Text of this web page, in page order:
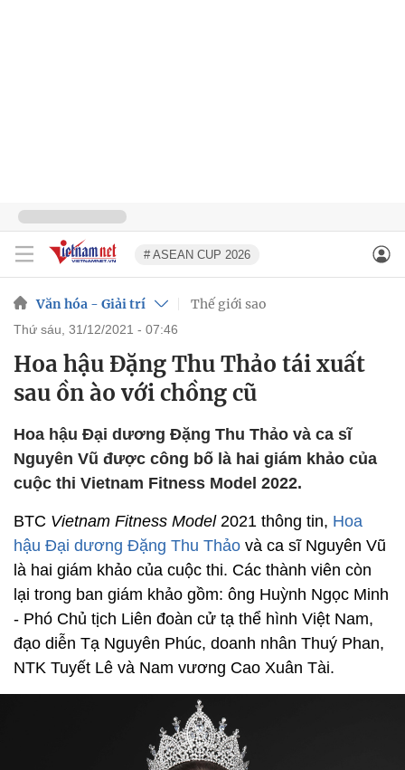
# ASEAN CUP 2026
Văn hóa - Giải trí Thế giới sao
thứ sáu, 31/12/2021 - 07:46
Hoa hậu Đặng Thu Thảo tái xuất
sau ồn ào với chồng cũ
Hoa hậu Đại dương Đặng Thu Thảo và ca sĩ
Nguyên Vũ được công bố là hai giám khảo của
cuộc thi Vietnam Fitness Model 2022.
BTC Vietnam Fitness Model2021 thông tin, Hoa
hậu Đại dương Đặng Thu Thảo và ca sĩ Nguyên Vũ
là hai giám khảo của cuộc thi. Các thành viên còn
lại trong ban giám khảo gồm: ông Huỳnh Ngọc Minh
- Phó Chủ tịch Liên đoàn cử tạ thể hình Việt Nam,
đạo diễn Tạ Nguyên Phúc, doanh nhân Thuý Phan,
NTK Tuyết Lê và Nam vương Cao Xuân Tài.